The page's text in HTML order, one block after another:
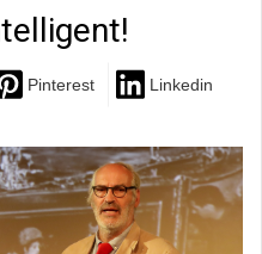
Pinterest Linkedin